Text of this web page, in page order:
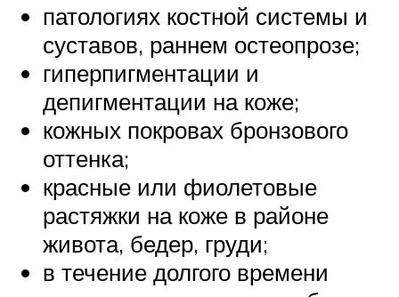
патологиях костной системы и
суставов, раннем остеопрозе;
гиперпигментации и
депигментации на коже;
кожных покровах бронзового
оттенка;
красные или фиолетовые
растяжки на коже в районе
живота, бедер, груди;
в течение долгого времени